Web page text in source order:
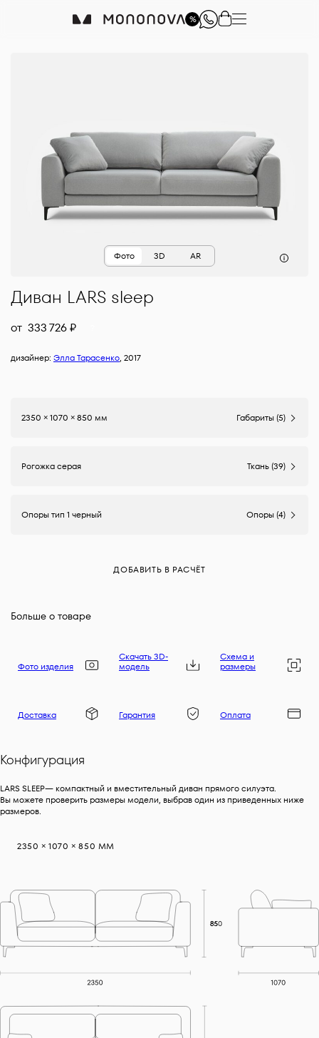
%
Фото 3D AR
Диван LARS sleep
от 333 726₽
дизайнер: Элла Тарасенко, 2017
2350 × 1070 × 850 мм Габариты (5)
Рогожка серая Ткань (39)
Опоры тип 1 черный Опоры (4)
ДОБАВИТЬ В РАСЧЁТ
Больше о товаре
Фото изделия
Скачать 3D-
модель
Схема и
размеры
Доставка Гарантия Оплата
Конфигурация
LARS SLEEP— компактный и вместительный диван прямого силуэта.
Вы можете проверить размеры модели, выбрав один из приведенных ниже
размеров.
2350 × 1070 × 850 ММ